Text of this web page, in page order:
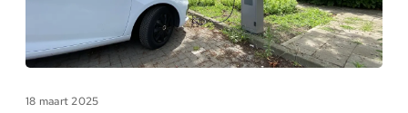
18 maart 2025